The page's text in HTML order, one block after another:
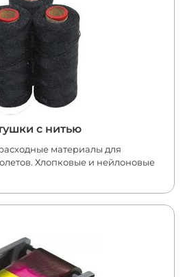
с нитью
материалы для
Хлопковые и нейлоновые